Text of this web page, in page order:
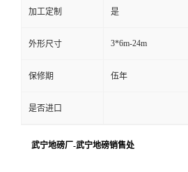
加工定制 是
外形尺寸 3*6m-24m
保修期 伍年
是否进口
武宁地磅厂-武宁地磅销售处